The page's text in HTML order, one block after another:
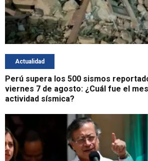
Actualidad
Perú supera los 500 sismos
viernes 7 de agosto: ¿Cuál fue el
actividad sísmica?